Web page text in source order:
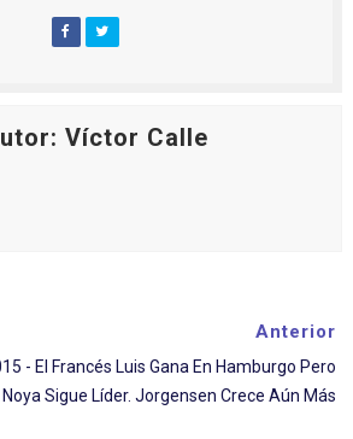
Víctor Calle
Anterior
- El Francés Luis Gana En Hamburgo Pero
Noya Sigue Líder. Jorgensen Crece Aún Más